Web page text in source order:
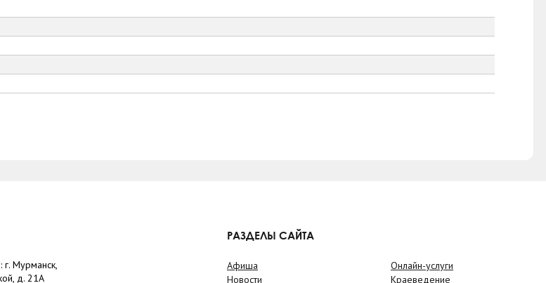
г. Мурманск,
д. 21А
РАЗДЕЛЫ САЙТА
Афиша
Новости
Онлайн-услуги
Краеведение